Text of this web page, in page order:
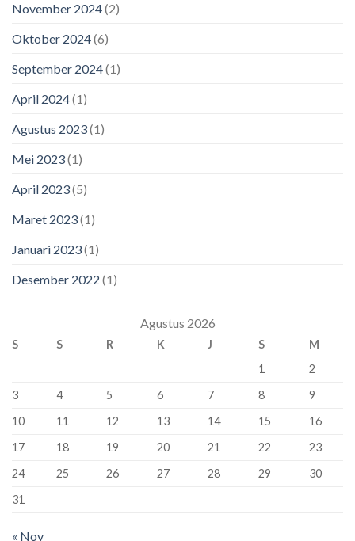
November 2024(2)
Oktober 2024(6)
September 2024(1)
April 2024(1)
Agustus 2023(1)
Mei 2023(1)
April 2023(5)
Maret 2023(1)
Januari 2023(1)
Desember 2022 (1)
Agustus 2026
S S R K J S
M
1
2
3
4 5 6 7 8
9
10
11 12 13 14 15
16
17
18 19 20 21 22
23
24
25 26 27 28 29
30
31
« Nov